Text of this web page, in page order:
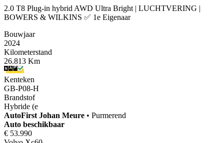
2.0 T8 Plug-in hybrid AWD Ultra Bright | LUCHTVERING |
BOWERS & WILKINS ✅ 1e Eigenaar
Bouwjaar
2024
Kilometerstand
26.813 Km
Kenteken
GB-P08-H
Brandstof
Hybride (e
AutoFirst Johan Meure • Purmerend
Auto beschikbaar
€ 53.990